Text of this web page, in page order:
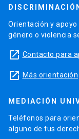
Orientación y
género o violencia
launch Contacto para
launch Más orientación
MEDIACIÓN
Teléfonos para
alguno de tus